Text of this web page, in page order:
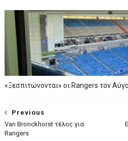
«Ξεσπιτώνονται» οι Rangers τον
Previous
Van Bronckhorst τέλος για
Rangers